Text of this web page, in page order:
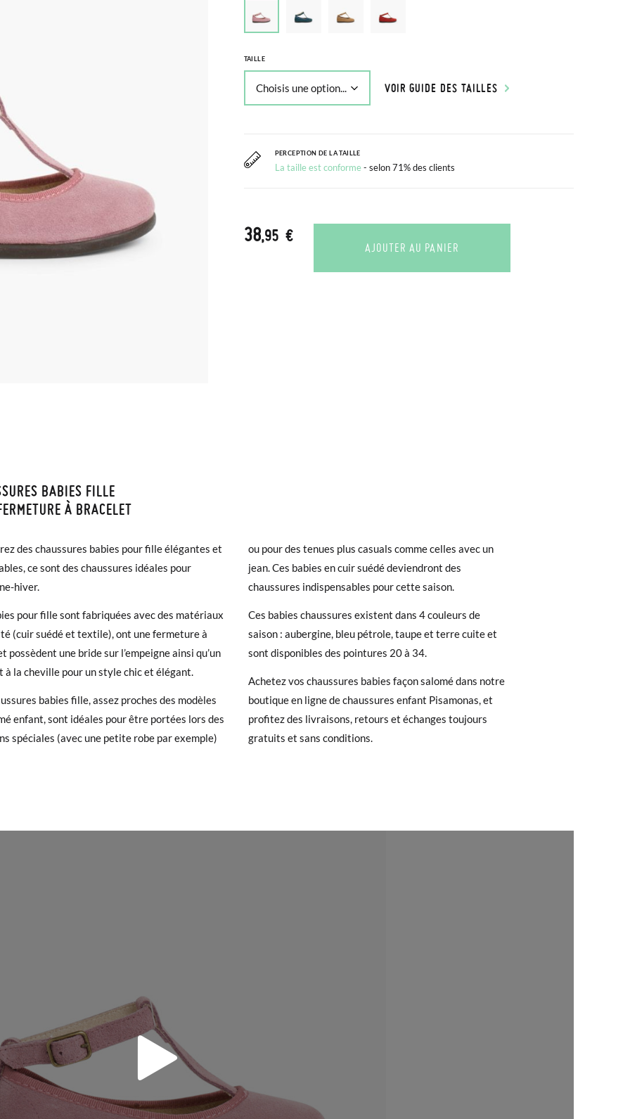
TAILLE
VOIR GUIDE DES TAILLES
PERCEPTION DE LA TAILLE
La taille est conforme - selon 71% des clients
38,95 €
AJOUTER AU PANIER
BABIES FILLE
À BRACELET
des chaussures babies pour fille élégantes et
ce sont des chaussures idéales pour
hiver.
pour fille sont fabriquées avec des matériaux
(cuir suédé et textile), ont une fermeture à
possèdent une bride sur l’empeigne ainsi qu’un
à la cheville pour un style chic et élégant.
babies fille, assez proches des modèles
enfant, sont idéales pour être portées lors des
spéciales (avec une petite robe par exemple)
ou pour des tenues plus casuals comme celles avec un
jean. Ces babies en cuir suédé deviendront des
chaussures indispensables pour cette saison.
Ces babies chaussures existent dans 4 couleurs de
saison : aubergine, bleu pétrole, taupe et terre cuite et
sont disponibles des pointures 20 à 34.
Achetez vos chaussures babies façon salomé dans notre
boutique en ligne de chaussures enfant Pisamonas, et
profitez des livraisons, retours et échanges toujours
gratuits et sans conditions.
ET RETOURS
prendra de 4 à 5 jours ouvrables pour arriver par coursier. Veuillez noter que la commande doit être passée
sinon elle sera expédiée le lendemain.
un retour gratuit.
avez un compte, connectez-vous simplement pour lancer la procédure. Si vous avez passé commande en tant
veuillez vous rendre sur notre pageRetours
et saisir votre numéro de commande ainsi que l'adresse e-mail
l'achat. Une étiquette de retour sera alors envoyée automatiquement dans votre boîte de réception.
un article, veuillez retourner votre paire d'origine à un bureau de poste en utilisant l'étiquette fournie,
mesures du tableau valent uniquement pour ce modèle et la taille de la semelle intérieure de cette
pour comparer la mesure du pied de votre enfant ou la semelle intérieure de sa chaussure actuelle (et pas la
babies fille fermeture à bracelet
20 21 22 23 24 25 26 27 28 29 30